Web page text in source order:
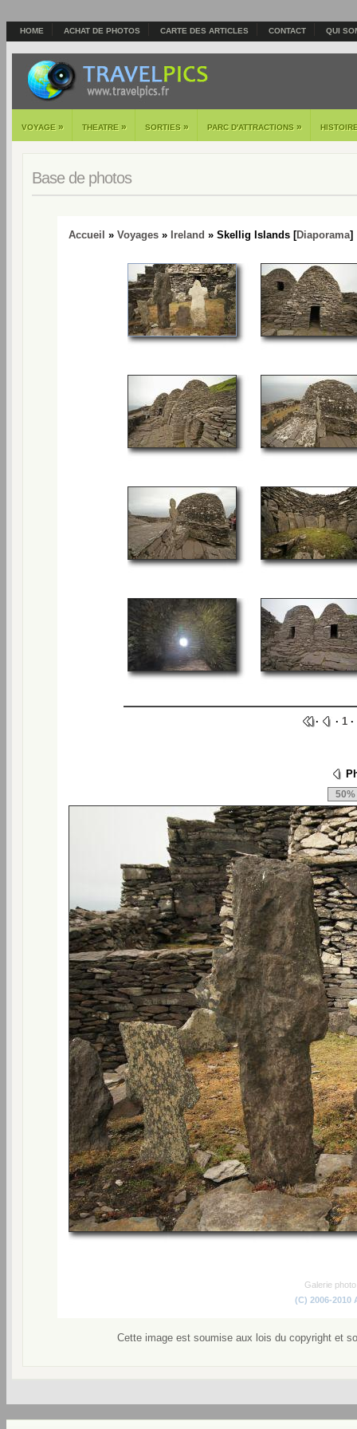
HOME ACHAT DE PHOTOS CARTE DES ARTICLES CONTACT QUI
VOYAGE » THEATRE » SORTIES » PARC D'ATTRACTIONS »
Base de photos
Accueil » Voyages » Ireland » Skellig Islands [Diaporama]
· · 1 ·
Galerie
(C) 2006-2010
Cette image est soumise aux lois du copyright et